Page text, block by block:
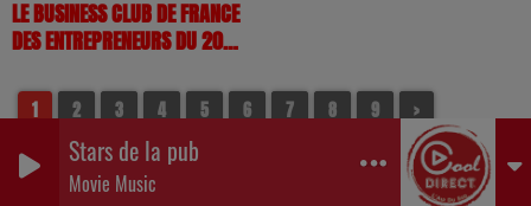
Stars de la pub
Movie Music
LE BUSINESS CLUB DE FRANCE
DES ENTREPRENEURS DU 20
1 2 3 4 5 6 7 8 9 >